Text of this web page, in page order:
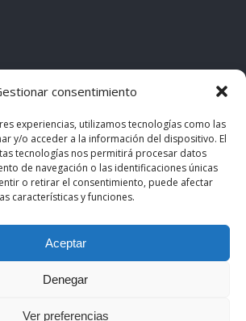
consentimiento
experiencias, utilizamos tecnologías como las
y/o acceder a la información del dispositivo. El
tecnologías nos permitirá procesar datos
de navegación o las identificaciones únicas
o retirar el consentimiento, puede afectar
características y funciones.
Aceptar
Denegar
Ver preferencias
de Medicina · by casiMedicos
Radio casiMedicos
. Los contenidos pertenecen a sus
y se muestran mediante